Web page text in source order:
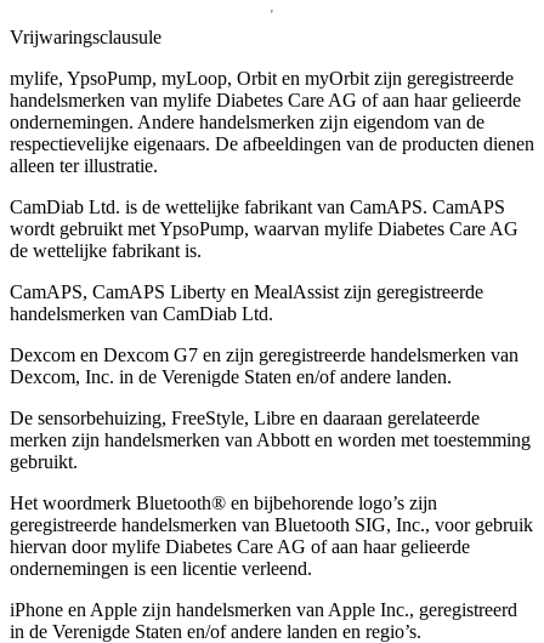
Vrijwaringsclausule
mylife, YpsoPump, myLoop, Orbit en myOrbit zijn geregistreerde
handelsmerken van mylife Diabetes Care AG of aan haar gelieerde
ondernemingen. Andere handelsmerken zĳn eigendom van de
respectievelĳke eigenaars. De afbeeldingen van de producten dienen
alleen ter illustratie.
CamDiab Ltd. is de wettelijke fabrikant van CamAPS. CamAPS
wordt gebruikt met YpsoPump, waarvan mylife Diabetes Care AG
de wettelijke fabrikant is.
CamAPS, CamAPS Liberty en MealAssist zijn geregistreerde
handelsmerken van CamDiab Ltd.
Dexcom en Dexcom G7 en zijn geregistreerde handelsmerken van
Dexcom, Inc. in de Verenigde Staten en/of andere landen.
De sensorbehuizing, FreeStyle, Libre en daaraan gerelateerde
merken zijn handelsmerken van Abbott en worden met toestemming
gebruikt.
Het woordmerk Bluetooth® en bijbehorende logo’s zijn
geregistreerde handelsmerken van Bluetooth SIG, Inc., voor gebruik
hiervan door mylife Diabetes Care AG of aan haar gelieerde
ondernemingen is een licentie verleend.
iPhone en Apple zĳn handelsmerken van Apple Inc., geregistreerd
in de Verenigde Staten en/of andere landen en regio’s.